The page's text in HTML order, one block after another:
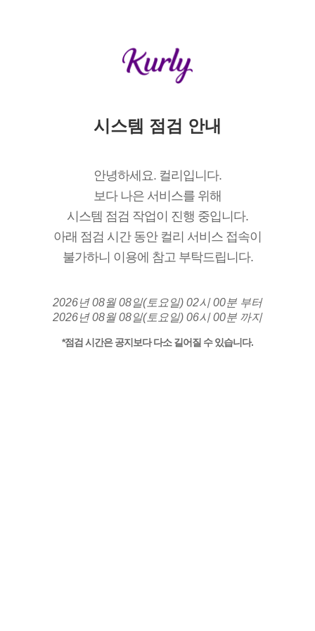
시스템 점검 안내
안녕하세요. 컬리입니다.
보다 나은 서비스를 위해
시스템 점검 작업이 진행 중입니다.
아래 점검 시간 동안 컬리 서비스 접속이
불가하니 이용에 참고 부탁드립니다.
2026년 08월 08일(토요일) 02시 00분 부터
2026년 08월 08일(토요일) 06시 00분 까지
*점검 시간은 공지보다 다소 길어질 수 있습니다.